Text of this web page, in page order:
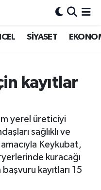
SİYASET
kayıtlar
yerel üreticiyi
sağlıklı ve
Keykubat,
kuracağı
kayıtları 15
Fikstür